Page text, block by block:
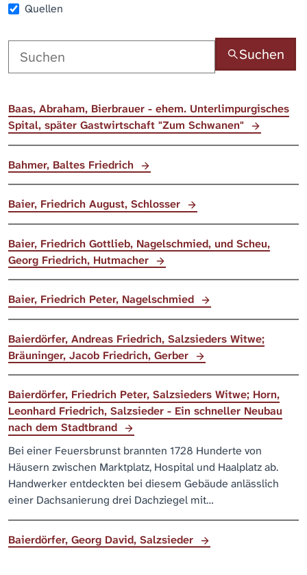
Quellen
Suchen
Baas, Abraham, Bierbrauer - ehem. Unterlimpurgisches
Spital, später Gastwirtschaft "Zum Schwanen"
Bahmer, Baltes Friedrich
Baier, Friedrich August, Schlosser
Baier, Friedrich Gottlieb, Nagelschmied, und Scheu,
Georg Friedrich, Hutmacher
Baier, Friedrich Peter, Nagelschmied
Baierdörfer, Andreas Friedrich, Salzsieders Witwe;
Bräuninger, Jacob Friedrich, Gerber
Baierdörfer, Friedrich Peter, Salzsieders Witwe; Horn,
Leonhard Friedrich, Salzsieder - Ein schneller Neubau
nach dem Stadtbrand
Bei einer Feuersbrunst brannten 1728 Hunderte von
Häusern zwischen Marktplatz, Hospital und Haalplatz ab.
Handwerker entdeckten bei diesem Gebäude anlässlich
einer Dachsanierung drei Dachziegel mit…
Baierdörfer, Georg David, Salzsieder